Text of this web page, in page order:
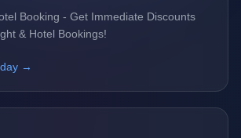
Booking - Get Immediate Discounts
& Hotel Bookings!
→